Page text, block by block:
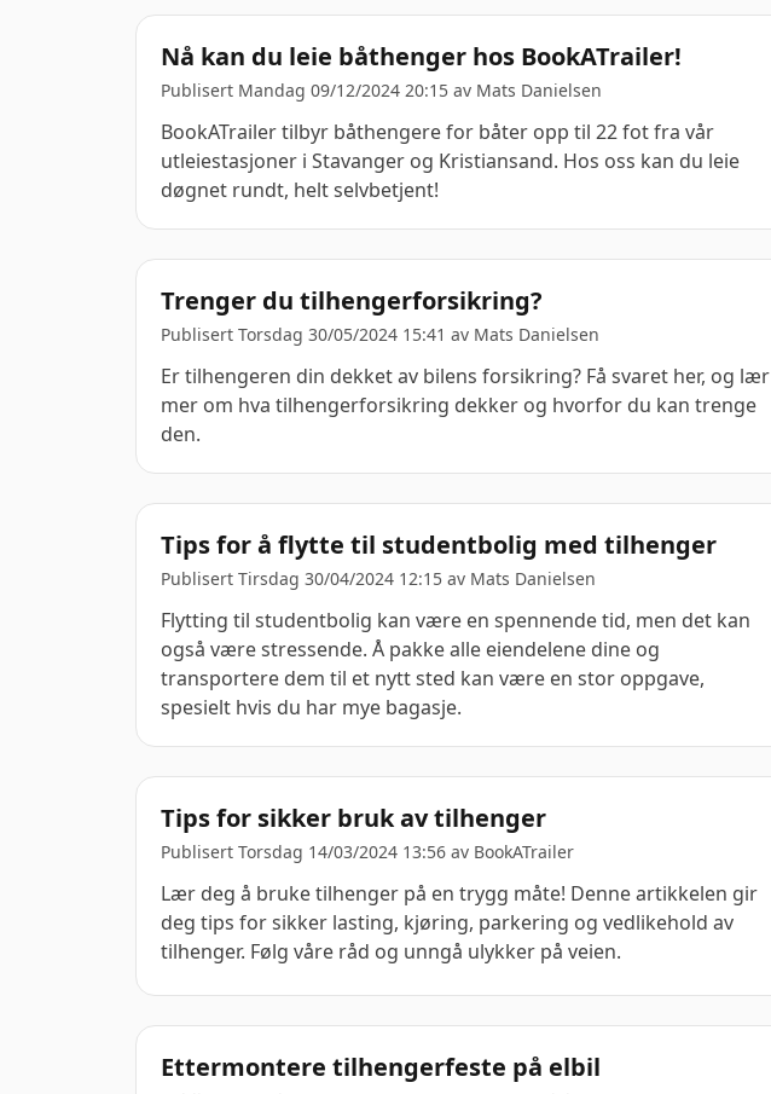
Nå kan du leie båthenger hos BookATrailer!
Publisert Mandag 09/12/2024 20:15 av Mats Danielsen
BookATrailer tilbyr båthengere for båter opp til 22 fot fra vår
utleiestasjoner i Stavanger og Kristiansand. Hos oss kan du leie
døgnet rundt, helt selvbetjent!
Trenger du tilhengerforsikring?
Publisert Torsdag 30/05/2024 15:41 av Mats Danielsen
Er tilhengeren din dekket av bilens forsikring? Få svaret her, og lær
mer om hva tilhengerforsikring dekker og hvorfor du kan trenge
den.
Tips for å flytte til studentbolig med tilhenger
Publisert Tirsdag 30/04/2024 12:15 av Mats Danielsen
Flytting til studentbolig kan være en spennende tid, men det kan
også være stressende. Å pakke alle eiendelene dine og
transportere dem til et nytt sted kan være en stor oppgave,
spesielt hvis du har mye bagasje.
Tips for sikker bruk av tilhenger
Publisert Torsdag 14/03/2024 13:56 av BookATrailer
Lær deg å bruke tilhenger på en trygg måte! Denne artikkelen gir
deg tips for sikker lasting, kjøring, parkering og vedlikehold av
tilhenger. Følg våre råd og unngå ulykker på veien.
Ettermontere tilhengerfeste på elbil